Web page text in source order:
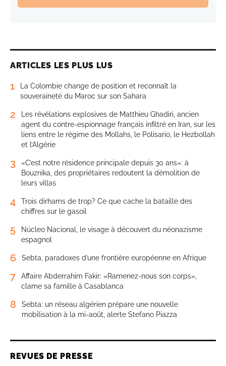
ARTICLES LES PLUS LUS
1
La Colombie change de position et reconnaît la
souveraineté du Maroc sur son Sahara
2
Les révélations explosives de Matthieu Ghadiri, ancien
agent du contre-espionnage français infiltré en Iran, sur les
liens entre le régime des Mollahs, le Polisario, le Hezbollah
et l’Algérie
3
«C’est notre résidence principale depuis 30 ans»: à
Bouznika, des propriétaires redoutent la démolition de
leurs villas
4
Trois dirhams de trop? Ce que cache la bataille des
chiffres sur le gasoil
5
Núcleo Nacional, le visage à découvert du néonazisme
espagnol
6 Sebta, paradoxes d’une frontière européenne en Afrique
7
Affaire Abderrahim Fakir: «Ramenez-nous son corps»,
clame sa famille à Casablanca
8
Sebta: un réseau algérien prépare une nouvelle
mobilisation à la mi-août, alerte Stefano Piazza
REVUES DE PRESSE